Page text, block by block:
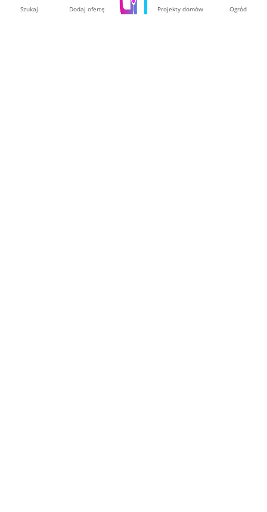
Szukaj Dodaj ofertę Projekty domów Ogród